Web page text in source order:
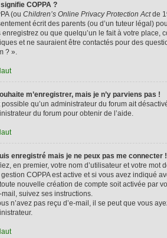
COPPA ?
(ou Children’s Online Privacy Protection Actde
écrit des parents (ou d’un tuteur légal)
enregistrez ou que quelqu’un le fait à votre
et ne sauraient être contactés pour des
? ».
m’enregistrer, mais je n’y parviens pas !
possible qu’un administrateur du forum ait
du forum pour obtenir de l’aide.
enregistré mais je ne peux pas me connecter !
en premier, votre nom d’utilisateur et votre mot
COPPA est active et si vous avez indiqué
nouvelle création de compte soit activée par
mail, suivez ses instructions.
n’avez pas reçu d’e-mail, il se peut que vous